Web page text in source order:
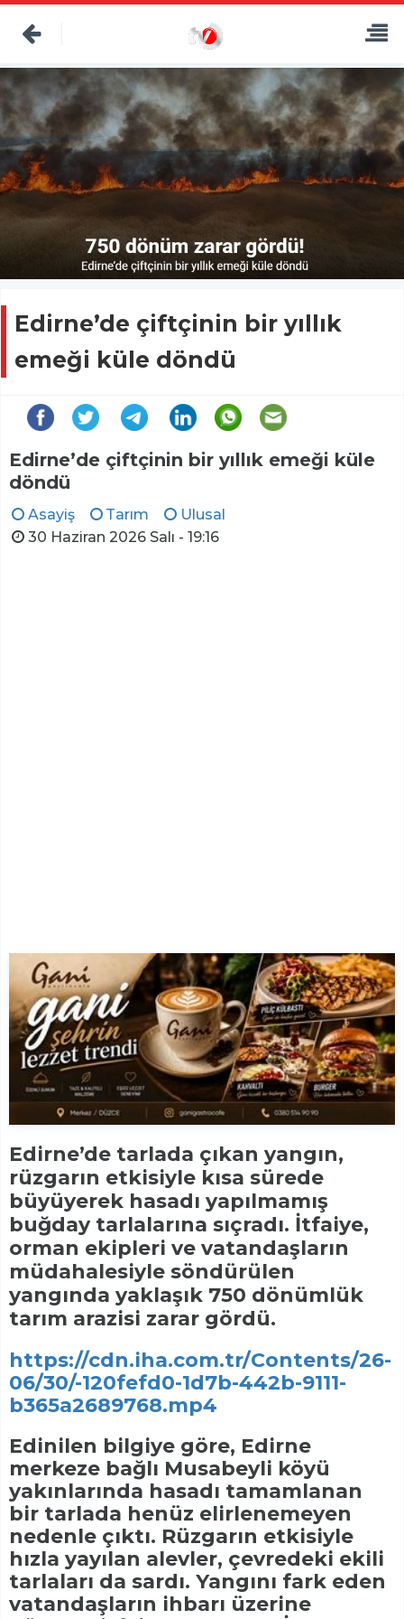
Edirne’de çiftçinin bir yıllık
emeği küle döndü
Edirne’de çiftçinin bir yıllık emeği küle
döndü
Asayiş Tarım
Ulusal
30 Haziran 2026 Salı - 19:16
Edirne’de tarlada çıkan yangın,
rüzgarın etkisiyle kısa sürede
büyüyerek hasadı yapılmamış
buğday tarlalarına sıçradı. İtfaiye,
orman ekipleri ve vatandaşların
müdahalesiyle söndürülen
yangında yaklaşık 750 dönümlük
tarım arazisi zarar gördü.
https://cdn.iha.com.tr/Contents/26-
06/30/-120fefd0-1d7b-442b-9111-
b365a2689768.mp4
Edinilen bilgiye göre, Edirne
merkeze bağlı Musabeyli köyü
yakınlarında hasadı tamamlanan
bir tarlada henüz elirlenemeyen
nedenle çıktı. Rüzgarın etkisiyle
hızla yayılan alevler, çevredeki ekili
tarlaları da sardı. Yangını fark eden
vatandaşların ihbarı üzerine